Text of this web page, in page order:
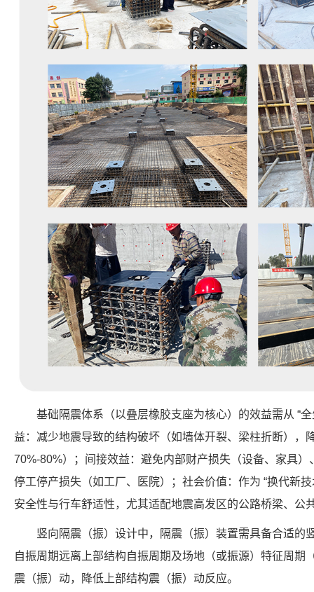
基础隔震体系（以叠层橡胶支座为核心）的效益需从 “
益：减少地震导致的结构破坏（如墙体开裂、梁柱折断），
70%-80%）；间接效益：避免内部财产损失（设备、家具
停工停产损失（如工厂、医院）；社会价值：作为 “换代新
安全性与行车舒适性，尤其适配地震高发区的公路桥梁、公
竖向隔震（振）设计中，隔震（振）装置需具备合适的
自振周期远离上部结构自振周期及场地（或振源）特征周期
震（振）动，降低上部结构震（振）动反应。